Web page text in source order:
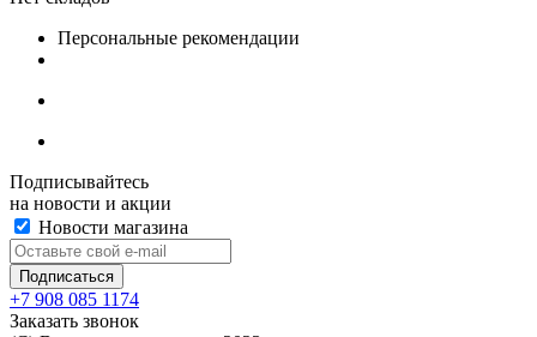
Персональные рекомендации
Подписывайтесь
на новости и акции
Новости магазина
+7 908 085 1174
Заказать звонок